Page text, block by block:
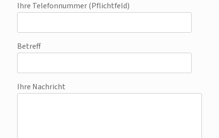
Ihre Telefonnummer (Pflichtfeld)
Betreff
Ihre Nachricht